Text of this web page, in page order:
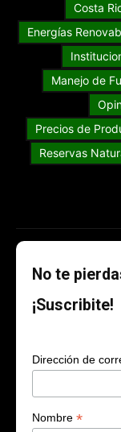
Costa
Energías
Manejo de
Precios de
Reservas
No te
¡Suscribite!
Dirección de
Nombre *